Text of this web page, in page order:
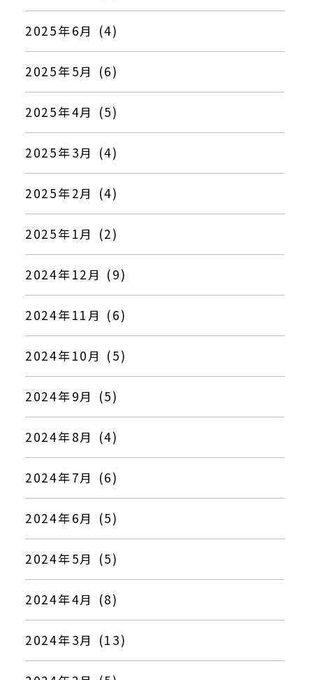
2025年6月 (4)
2025年5月 (6)
2025年4月 (5)
2025年3月 (4)
2025年2月 (4)
2025年1月 (2)
2024年12月 (9)
2024年11月 (6)
2024年10月 (5)
2024年9月 (5)
2024年8月 (4)
2024年7月 (6)
2024年6月 (5)
2024年5月 (5)
2024年4月 (8)
2024年3月 (13)